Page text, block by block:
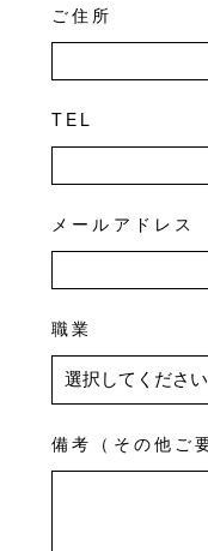
ご住所
TEL
メールアドレス
職業
備考（その他ご